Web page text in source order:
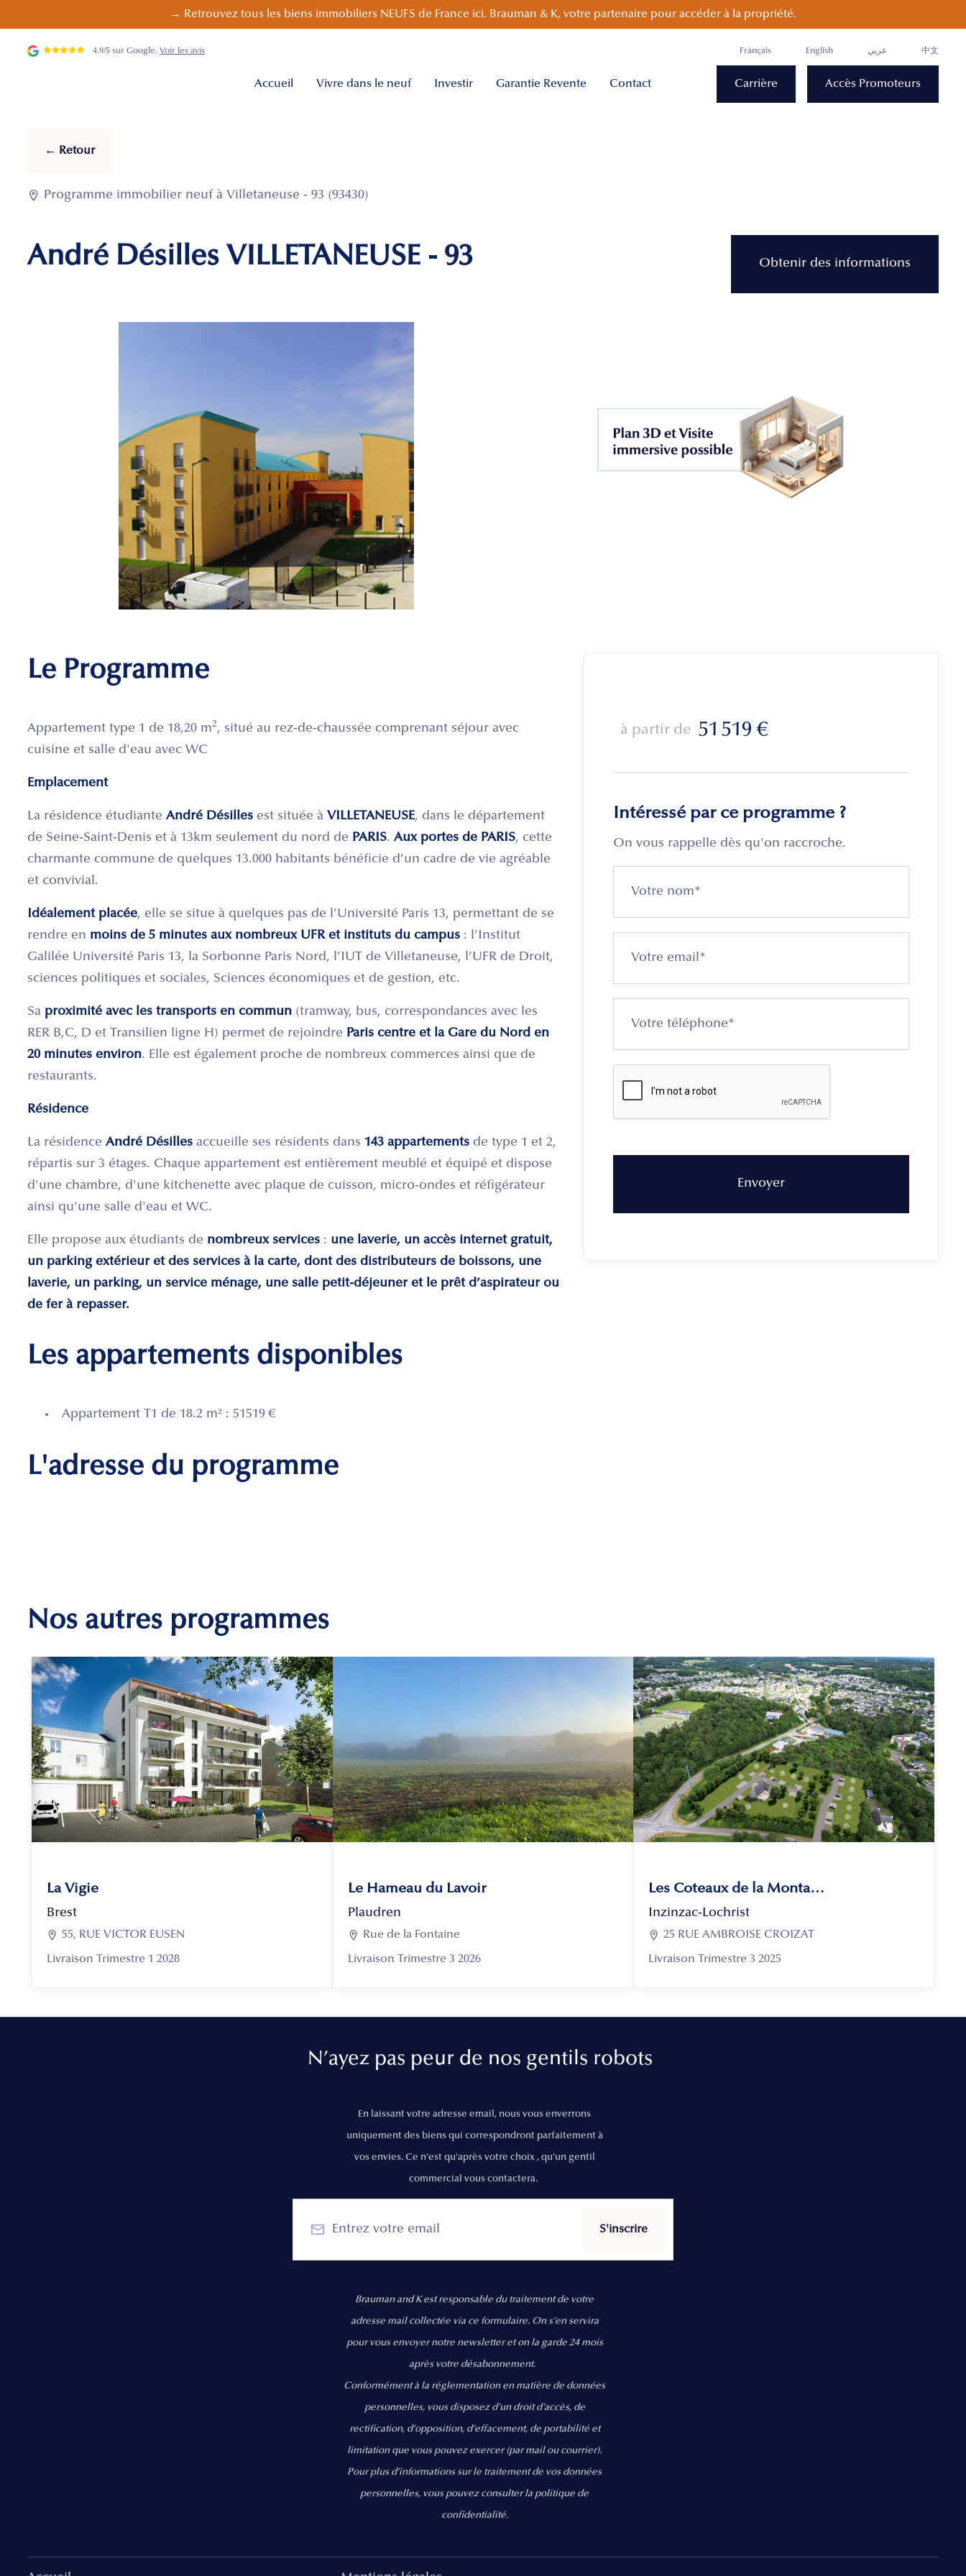
→ Retrouvez tous les biens immobiliers NEUFS de France ici. Brauman & K, votre partenaire pour accéder à la propriété.
4.9/5 sur Google. Voir les avis Français English عربي 中文
Accueil Vivre dans le neuf Investir Garantie Revente Contact Carrière Accès Promoteurs
← Retour
 Programme immobilier neuf à Villetaneuse - 93 (93430)
André Désilles VILLETANEUSE - 93 Obtenir des informations
Le Programme
Appartement type 1 de 18,20 m2, situé au rez-de-chaussée comprenant séjour avec
cuisine et salle d'eau avec WC
Emplacement
La résidence étudiante André Désilles est située à VILLETANEUSE, dans le département
de Seine-Saint-Denis et à 13km seulement du nord de PARIS. Aux portes de PARIS, cette
charmante commune de quelques 13.000 habitants bénéficie d’un cadre de vie agréable
et convivial.
Idéalement placée, elle se situe à quelques pas de l’Université Paris 13, permettant de se
rendre en moins de 5 minutes aux nombreux UFR et instituts du campus : l’Institut
Galilée Université Paris 13, la Sorbonne Paris Nord, l’IUT de Villetaneuse, l’UFR de Droit,
sciences politiques et sociales, Sciences économiques et de gestion, etc.
Sa proximité avec les transports en commun (tramway, bus, correspondances avec les
RER B,C, D et Transilien ligne H) permet de rejoindre Paris centre et la Gare du Nord en
20 minutes environ. Elle est également proche de nombreux commerces ainsi que de
restaurants.
Résidence
La résidence André Désilles accueille ses résidents dans 143 appartements de type 1 et 2,
répartis sur 3 étages. Chaque appartement est entièrement meublé et équipé et dispose
d'une chambre, d'une kitchenette avec plaque de cuisson, micro-ondes et réfigérateur
ainsi qu'une salle d'eau et WC.
Elle propose aux étudiants de nombreux services : une laverie, un accès internet gratuit,
un parking extérieur et des services à la carte, dont des distributeurs de boissons, une
laverie, un parking, un service ménage, une salle petit-déjeuner et le prêt d’aspirateur ou
de fer à repasser.
Les appartements disponibles
Appartement T1 de 18.2 m² : 51519 €
L'adresse du programme
à partir de 51 519 €
Intéressé par ce programme ?
On vous rappelle dès qu'on raccroche.
Nos autres programmes
La Vigie
Brest
 55, RUE VICTOR EUSEN
Livraison Trimestre 1 2028
Le Hameau du Lavoir
Plaudren
 Rue de la Fontaine
Livraison Trimestre 3 2026
Les Coteaux de la Montagne
Inzinzac-Lochrist
 25 RUE AMBROISE CROIZAT
Livraison Trimestre 3 2025
N’ayez pas peur de nos gentils robots
En laissant votre adresse email, nous vous enverrons
uniquement des biens qui correspondront parfaitement à
vos envies. Ce n'est qu'après votre choix , qu'un gentil
commercial vous contactera.
Brauman and K est responsable du traitement de votre
adresse mail collectée via ce formulaire. On s’en servira
pour vous envoyer notre newsletter et on la garde 24 mois
après votre désabonnement.
Conformément à la réglementation en matière de données
personnelles, vous disposez d'un droit d'accès, de
rectification, d’opposition, d’effacement, de portabilité et
limitation que vous pouvez exercer(par mail ou courrier).
Pour plus d’informations sur le traitement de vos données
personnelles, vous pouvez consulter la politique de
confidentialité.